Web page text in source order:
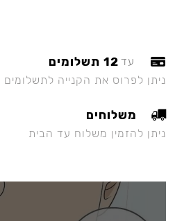
עד 12 תשלומים
ניתן לפרוס את הקנייה לתשלומים
משלוחים
ניתן להזמין משלוח עד הבית